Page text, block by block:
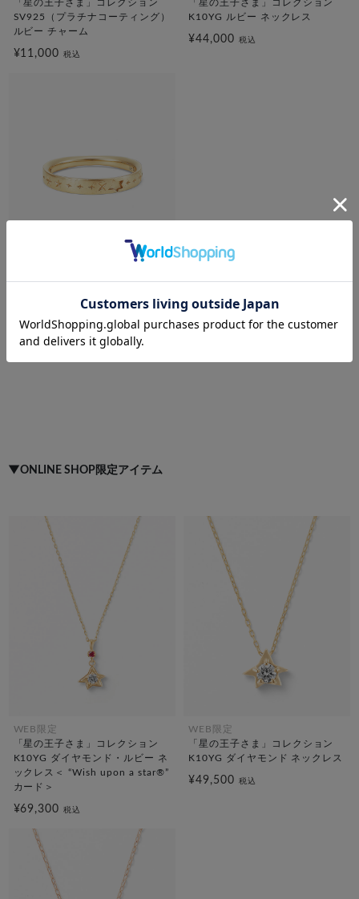
「星の王子さま」コレクション
SV925（プラチナコーティング）
ルビー チャーム
¥11,000税込
「星の王子さま」コレクション
K10YG ルビー ネックレス
¥44,000 税込
「星の王子さま」コレクション
¥55,000税込
▼ONLINE SHOP限定アイテム
WEB限定
「星の王子さま」コレクション
K10YG ダイヤモンド・ルビー ネ
ックレス＜ “Wish upon a star®”
カード＞
¥69,300税込
WEB限定
「星の王子さま」コレクション
K10YG ダイヤモンド ネックレス
¥49,500 税込